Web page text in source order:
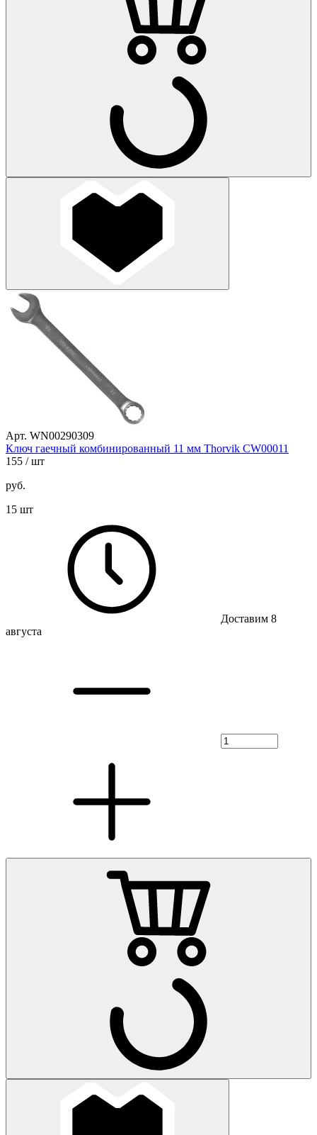
Арт. WN00290309
Ключ гаечный комбинированный 11 мм Thorvik CW00011
155 / шт
руб.
15 шт
Доставим 8
августа